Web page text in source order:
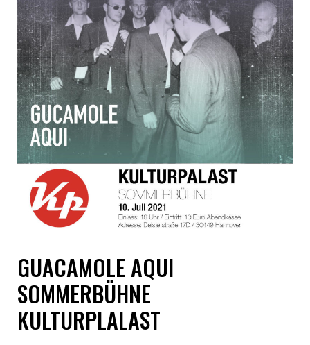
GUACAMOLE AQUI
SOMMERBÜHNE
KULTURPLALAST